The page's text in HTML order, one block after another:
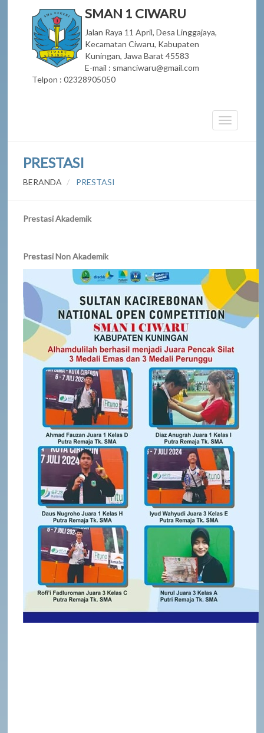
SMAN 1 CIWARU
Jalan Raya 11 April, Desa Linggajaya,
Kecamatan Ciwaru, Kabupaten
Kuningan, Jawa Barat 45583
E-mail : smanciwaru@gmail.com
Telpon : 02328905050
PRESTASI
BERANDA PRESTASI
Prestasi Akademik
Prestasi Non Akademik